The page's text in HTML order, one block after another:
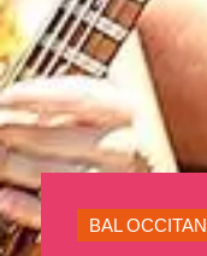
BAL OCCITAN